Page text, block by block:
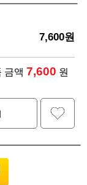
7,600원
금액 7,600 원